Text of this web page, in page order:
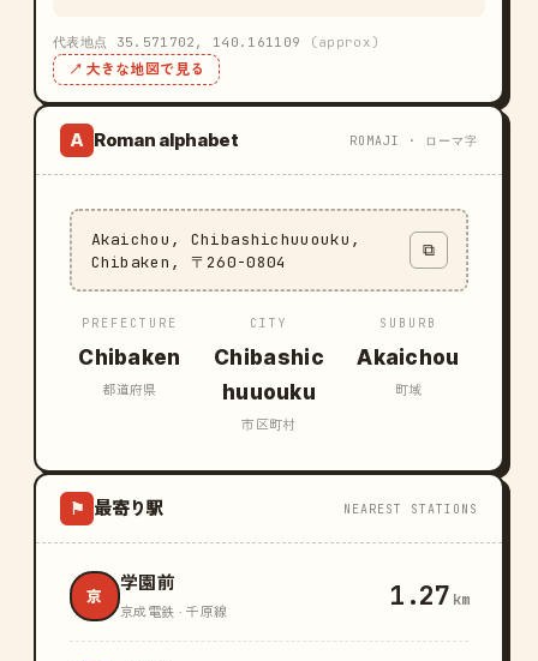
代表地点 35.571702, 140.161109 (approx)
↗ 大きな地図で見る
A Roman alphabet ROMAJI · ローマ字
Akaichou, Chibashichuuouku,
Chibaken, 〒260-0804
⧉
PREFECTURE
Chibaken
都道府県
CITY
Chibashic
huuouku
市区町村
SUBURB
Akaichou
町域
⚑ 最寄り駅 NEAREST STATIONS
京
学園前
京成電鉄 · 千原線 1.27 km